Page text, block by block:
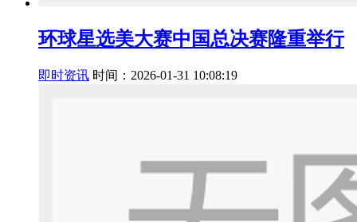
环球星选美大赛中国总决赛隆重举行
即时资讯 时间：2026-01-31 10:08:19